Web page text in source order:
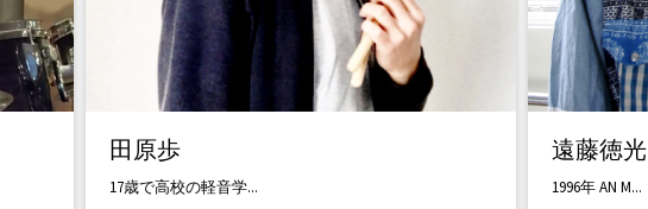
田原歩
17歳で高校の軽音学...
遠藤徳光
1996年 AN M...